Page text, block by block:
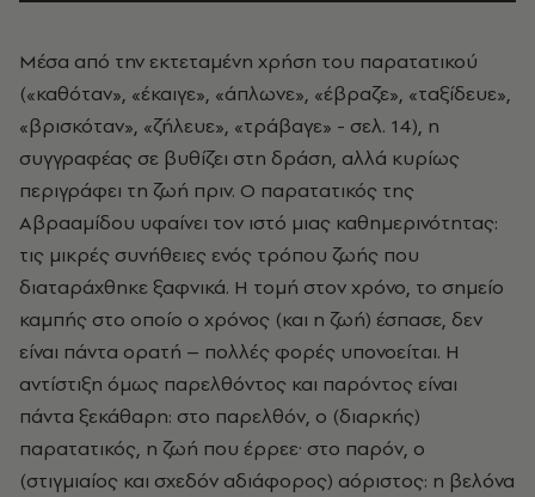
Μέσα από την εκτεταμένη χρήση του παρατατικού
(«καθόταν», «έκαιγε», «άπλωνε», «έβραζε», «ταξίδευε»,
«βρισκόταν», «ζήλευε», «τράβαγε» - σελ. 14), η
συγγραφέας σε βυθίζει στη δράση, αλλά κυρίως
περιγράφει τη ζωή πριν. Ο παρατατικός της
Αβρααμίδου υφαίνει τον ιστό μιας καθημερινότητας:
τις μικρές συνήθειες ενός τρόπου ζωής που
διαταράχθηκε ξαφνικά. Η τομή στον χρόνο, το σημείο
καμπής στο οποίο ο χρόνος (και η ζωή) έσπασε, δεν
είναι πάντα ορατή – πολλές φορές υπονοείται. Η
αντίστιξη όμως παρελθόντος και παρόντος είναι
πάντα ξεκάθαρη: στο παρελθόν, ο (διαρκής)
παρατατικός, η ζωή που έρρεε· στο παρόν, ο
(στιγμιαίος και σχεδόν αδιάφορος) αόριστος: η βελόνα